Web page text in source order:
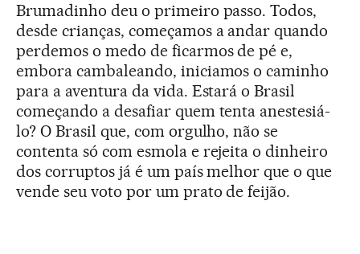
Brumadinho deu o primeiro passo. Todos,
desde crianças, começamos a andar quando
perdemos o medo de ficarmos de pé e,
embora cambaleando, iniciamos o caminho
para a aventura da vida. Estará o Brasil
começando a desafiar quem tenta anestesiá-
lo? O Brasil que, com orgulho, não se
contenta só com esmola e rejeita o dinheiro
dos corruptos já é um país melhor que o que
vende seu voto por um prato de feijão.